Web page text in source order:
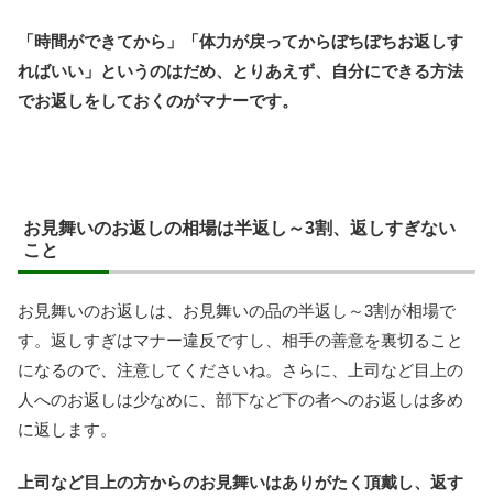
「時間ができてから」「体力が戻ってからぼちぼちお返しす
ればいい」というのはだめ、とりあえず、自分にできる方法
でお返しをしておくのがマナーです。
お見舞いのお返しの相場は半返し～3割、返しすぎない
こと
お見舞いのお返しは、お見舞いの品の半返し～3割が相場で
す。返しすぎはマナー違反ですし、相手の善意を裏切ること
になるので、注意してくださいね。さらに、上司など目上の
人へのお返しは少なめに、部下など下の者へのお返しは多め
に返します。
上司など目上の方からのお見舞いはありがたく頂戴し、返す